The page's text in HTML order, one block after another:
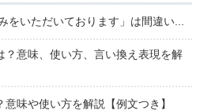
をいただいております」は間違い...
？意味、使い方、言い換え表現を解
意味や使い方を解説【例文つき】